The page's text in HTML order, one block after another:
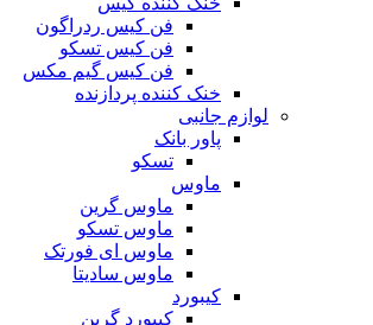
فن کیس ردراگون
فن کیس تسکو
فن کیس گیم مکس
خنک کننده پردازنده
لوازم جانبی
پاور بانک
تسکو
ماوس
ماوس گرین
ماوس تسکو
ماوس ای فورتک
ماوس سادیتا
کیبورد
کیبورد گرین